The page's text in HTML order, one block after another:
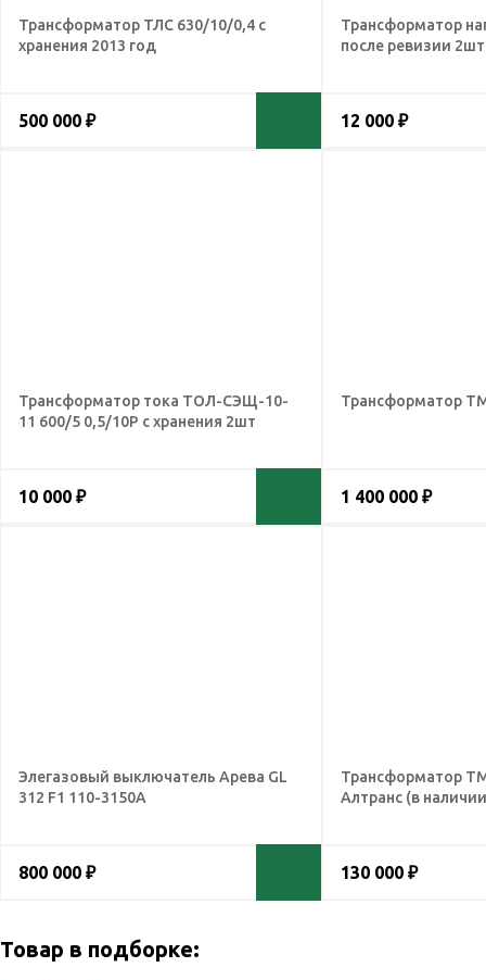
Трансформатор ТЛС 630/10/0,4 с
хранения 2013 год
500 000 ₽
Трансформатор
после ревизии 2шт
12 000 ₽
Трансформатор тока ТОЛ-СЭЩ-10-
11 600/5 0,5/10Р с хранения 2шт
10 000 ₽
Трансформатор
1 400 000 ₽
Элегазовый выключатель Арева GL
312 F1 110-3150А
800 000 ₽
Трансформатор
Алтранс (в
130 000 ₽
Товар в подборке: